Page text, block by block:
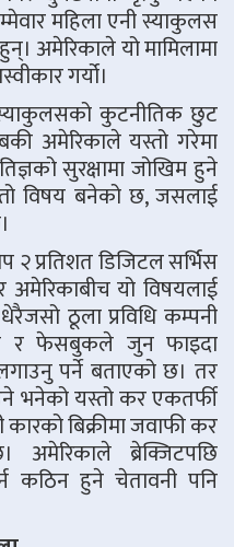
महिला एनी स्याकुलस
अमेरिकाले यो मामिलामा
गर्यो।
कुटनीतिक छुट
अमेरिकाले यस्तो गरेमा
सुरक्षामा जोखिम हुने
विषय बनेको छ, जसलाई
२ प्रतिशत डिजिटल सर्भिस
यो विषयलाई
ठूला प्रविधि कम्पनी
र फेसबुकले जुन फाइदा
पर्ने बताएको छ। तर
भनेको यस्तो कर एकतर्फी
बिक्रीमा जवाफी कर
ब्रेक्जिटपछि
कठिन हुने चेतावनी पनि